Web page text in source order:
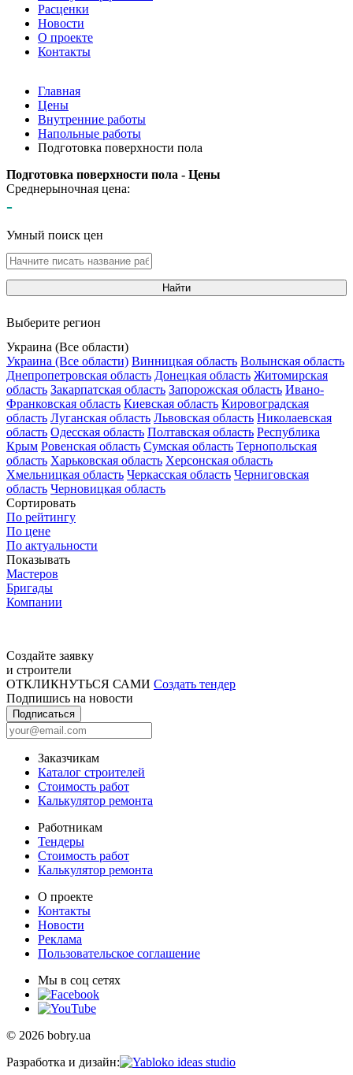
Расценки
Новости
О проекте
Контакты
Главная
Цены
Внутренние работы
Напольные работы
Подготовка поверхности пола
Подготовка поверхности пола - Цены
Среднерыночная цена:
-
Умный поиск цен
Найти
Выберите регион
Украина (Все области)
Украина (Все области) Винницкая область Волынская область
Днепропетровская область Донецкая область Житомирская
область Закарпатская область Запорожская область Ивано-
Франковская область Киевская область Кировоградская
область Луганская область Львовская область Николаевская
область Одесская область Полтавская область Республика
Крым Ровенская область Сумская область Тернопольская
область Харьковская область Херсонская область
Хмельницкая область Черкасская область Черниговская
область Черновицкая область
Сортировать
По рейтингу
По цене
По актуальности
Показывать
Мастеров
Бригады
Компании
Создайте заявку
и строители
ОТКЛИКНУТЬСЯ САМИ Создать тендер
Подпишись на новости
Подписаться
Заказчикам
Каталог строителей
Стоимость работ
Калькулятор ремонта
Работникам
Тендеры
Стоимость работ
Калькулятор ремонта
О проекте
Контакты
Новости
Реклама
Пользовательское соглашение
Мы в соц сетях
© 2026 bobry.ua
Разработка и дизайн: